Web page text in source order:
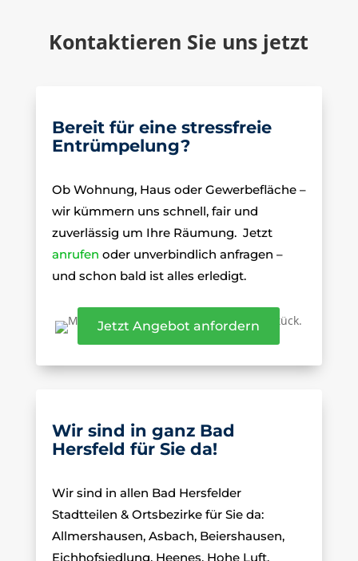
Kontaktieren Sie uns jetzt
Bereit für eine stressfreie
Entrümpelung?
Ob Wohnung, Haus oder Gewerbefläche –
wir kümmern uns schnell, fair und
zuverlässig um Ihre Räumung. Jetzt
anrufen oder unverbindlich anfragen –
und schon bald ist alles erledigt.
Jetzt Angebot anfordern
Wir sind in ganz Bad
Hersfeld für Sie da!
Wir sind in allen Bad Hersfelder
Stadtteilen & Ortsbezirke für Sie da:
Allmershausen, Asbach, Beiershausen,
Eichhofsiedlung, Heenes, Hohe Luft,